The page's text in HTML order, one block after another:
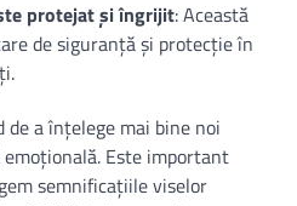
protejat și îngrijit: Această
de siguranță și protecție în
de a înțelege mai bine noi
Este important
semnificațiile viselor